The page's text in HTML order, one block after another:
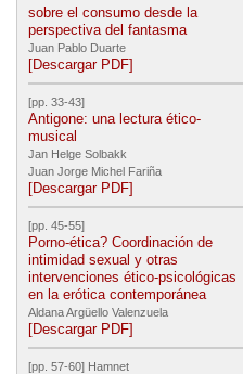
sobre el consumo desde la
perspectiva del fantasma
Juan Pablo Duarte
[Descargar PDF]
[pp. 33-43]
Antigone: una lectura ético-
musical
Jan Helge Solbakk
Juan Jorge Michel Fariña
[Descargar PDF]
[pp. 45-55]
Porno-ética? Coordinación de
intimidad sexual y otras
intervenciones ético-psicológicas
en la erótica contemporánea
Aldana Argüello Valenzuela
[Descargar PDF]
[pp. 57-60] Hamnet